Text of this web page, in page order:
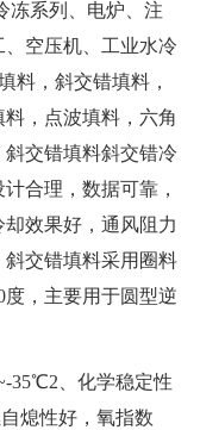
冻系列、电炉、注
空压机、工业水冷
料，斜交错填料，
，点波填料，六角
交错填料斜交错冷
合理，数据可靠，
效果好，通风阻力
交错填料采用圈料
，主要用于圆型逆
35℃2、化学稳定性
熄性好，氧指数